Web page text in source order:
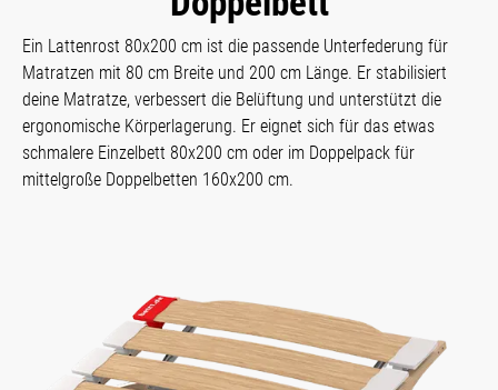
Ein Lattenrost 80x200 cm ist die passende Unterfederung für
Matratzen mit 80 cm Breite und 200 cm Länge. Er stabilisiert
deine Matratze, verbessert die Belüftung und unterstützt die
ergonomische Körperlagerung. Er eignet sich für das etwas
schmalere Einzelbett 80x200 cm oder im Doppelpack für
mittelgroße Doppelbetten 160x200 cm.